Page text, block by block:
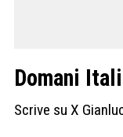
Domani
Scrive su X